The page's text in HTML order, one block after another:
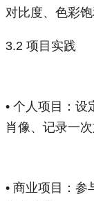
对比度、色彩饱
3.2 项目实践
• 个人项目：设
肖像、记录一次
• 商业项目：参